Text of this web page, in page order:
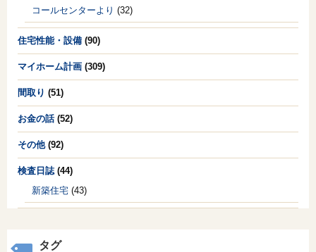
コールセンターより (32)
住宅性能・設備 (90)
マイホーム計画 (309)
間取り (51)
お金の話(52)
その他(92)
検査日誌 (44)
新築住宅 (43)
タグ